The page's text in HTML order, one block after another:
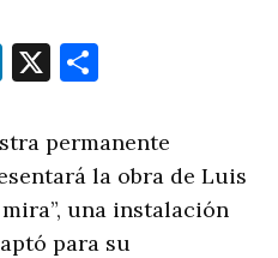
LinkedIn
X
permanente
la obra de Luis
una instalación
para su